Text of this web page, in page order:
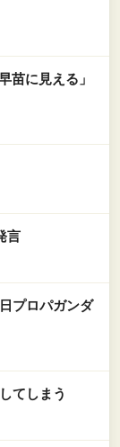
苗に見える」
言
プロパガンダ
てしまう